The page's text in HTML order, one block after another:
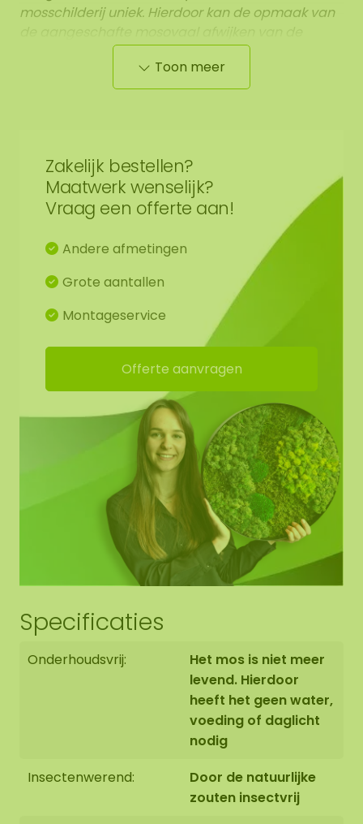
mosschilderij uniek. Hierdoor kan de opmaak van
geselecteerde foto. Een andere afmeting
wenselijk? Neem dan contact op.
Toon meer
Zakelijk bestellen?
Maatwerk wenselijk?
Vraag een offerte aan!
Andere afmetingen
Grote aantallen
Montageservice
Offerte aanvragen
Specificaties
Onderhoudsvrij:
Het mos is niet meer
levend. Hierdoor
heeft het geen water,
voeding of daglicht
nodig
Insectenwerend:
Door de natuurlijke
zouten insectvrij